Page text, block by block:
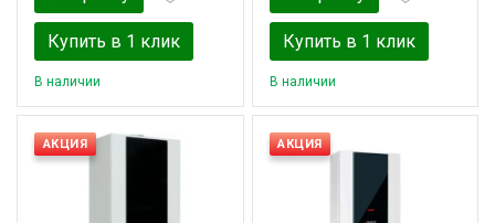
Купить в 1 клик
В наличии
Купить в 1 клик
В наличии
АКЦИЯ АКЦИЯ